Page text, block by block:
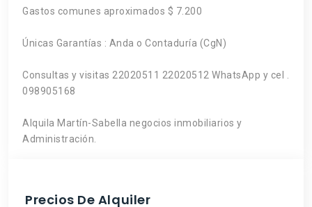
Gastos comunes aproximados $ 7.200
Únicas Garantías : Anda o Contaduría (CgN)
Consultas y visitas 22020511 22020512 WhatsApp y cel .
098905168
Alquila Martín-Sabella negocios inmobiliarios y
Administración.
Precios De Alquiler